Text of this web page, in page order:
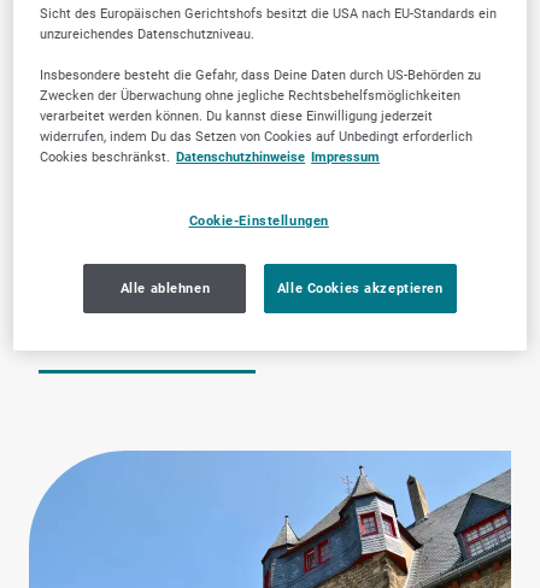
Weitere Branchen in
Solingen
Dienstleistungen
Sicht des Europäischen Gerichtshofs besitzt die USA nach EU-Standards ein
unzureichendes Datenschutzniveau.
Insbesondere besteht die Gefahr, dass Deine Daten durch US-Behörden zu
Zwecken der Überwachung ohne jegliche Rechtsbehelfsmöglichkeiten
verarbeitet werden können. Du kannst diese Einwilligung jederzeit
widerrufen, indem Du das Setzen von Cookies auf Unbedingt erforderlich
Cookies beschränkst. Datenschutzhinweise Impressum
Cookie-Einstellungen
Alle ablehnen Alle Cookies akzeptieren